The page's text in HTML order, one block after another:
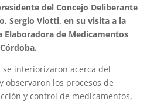
del Concejo Deliberante
Sergio Viotti, en su visita a la
de Medicamentos
interiorizaron acerca del
observaron los procesos de
y control de medicamentos,